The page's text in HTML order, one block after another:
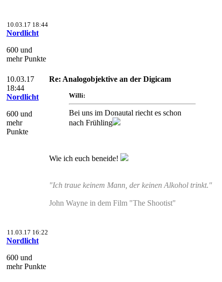
10.03.17 18:44
Nordlicht
600 und
mehr Punkte
10.03.17
18:44
Nordlicht
600 und
mehr
Punkte
Re: Analogobjektive an der Digicam
Willi:
Bei uns im Donautal riecht es schon
nach Frühling
Wie ich euch beneide!
"Ich traue keinem Mann, der keinen Alkohol trinkt."
John Wayne in dem Film "The Shootist"
11.03.17 16:22
Nordlicht
600 und
mehr Punkte